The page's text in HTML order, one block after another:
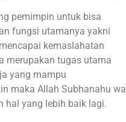
pemimpin untuk bisa
fungsi utamanya yakni
kemaslahatan
merupakan tugas utama
yang mampu
maka Allah Subhanahu wa
hal yang lebih baik lagi.